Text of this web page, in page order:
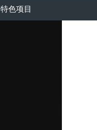
特色项目